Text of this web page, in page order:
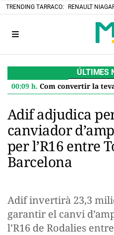
TRENDING TARRACO: RENAULT
ÚLTIMES
00:09 h. Com convertir la teva biblioteca de Steam
Adif adjudica
canviador
per l’R16 entre
Barcelona
Adif invertirà 23,3
garantir el canvi
l’R16 de Rodalies